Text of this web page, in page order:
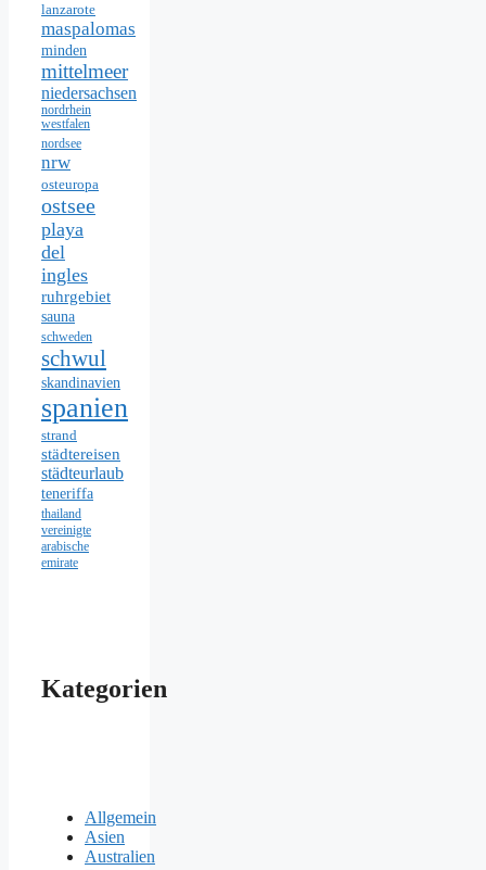
lanzarote
maspalomas
minden
mittelmeer
niedersachsen
nordrhein
westfalen
nordsee
nrw
osteuropa
ostsee
playa
del
ingles
ruhrgebiet
sauna
schweden
schwul
skandinavien
spanien
strand
städtereisen
städteurlaub
teneriffa
thailand
vereinigte
arabische
emirate
Kategorien
Allgemein
Asien
Australien